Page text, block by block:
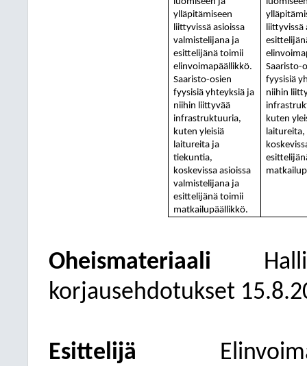
ylläpitämiseen
liittyvissä asioissa
valmistelijana ja
esittelijänä toimii
elinvoimapäällikkö.
Saaristo-osien
fyysisiä yhteyksiä ja
niihin liittyvää
infrastruktuuria,
kuten yleisiä
laitureita ja
tiekuntia,
koskevissa asioissa
valmistelijana ja
esittelijänä toimii
matkailupäällikkö.
liittyvissä
Saaristo-
fyysisiä
niihin
kuten
laitureita,
Oheismateriaali
korjausehdotukset
Esittelijä